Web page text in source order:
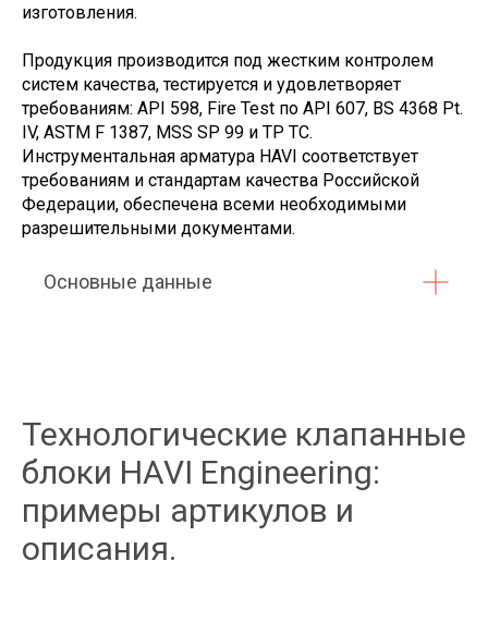
изготовления.
Продукция производится под жестким контролем
систем качества, тестируется и удовлетворяет
требованиям: API 598, Fire Test по API 607, BS 4368 Pt.
IV, ASTM F 1387, MSS SP 99 и ТР ТС.
Инструментальная арматура HAVI соответствует
требованиям и стандартам качества Российской
Федерации, обеспечена всеми необходимыми
разрешительными документами.
Основные данные
Технологические клапанные
блоки HAVI Engineering:
примеры артикулов и
описания.